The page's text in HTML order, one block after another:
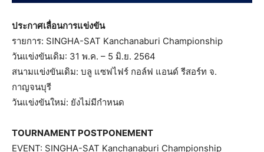
ประกาศเลื่อนการแข่งขัน
รายการ: SINGHA-SAT Kanchanaburi Championship
วันแข่งขันเดิม: 31 พ.ค. – 5 มิ.ย. 2564
สนามแข่งขันเดิม: บลู แซฟไฟร์ กอล์ฟ แอนด์ รีสอร์ท จ.
กาญจนบุรี
วันแข่งขันใหม่: ยังไม่มีกำหนด
TOURNAMENT POSTPONEMENT
EVENT: SINGHA-SAT Kanchanaburi Championship